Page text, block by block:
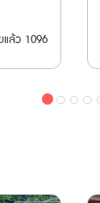
•
Airport
ม่า
โท
บินคันไซ
แล้ว 1096